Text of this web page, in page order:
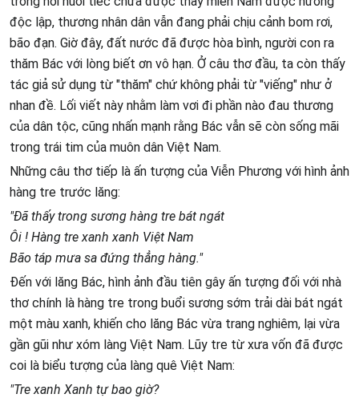
độc lập, thương nhân dân vẫn đang phải chịu cảnh bom rơi,
bão đạn. Giờ đây, đất nước đã được hòa bình, người con ra
thăm Bác với lòng biết ơn vô hạn. Ở câu thơ đầu, ta còn thấy
tác giả sử dụng từ "thăm" chứ không phải từ "viếng" như ở
nhan đề. Lối viết này nhằm làm vơi đi phần nào đau thương
của dân tộc, cũng nhấn mạnh rằng Bác vẫn sẽ còn sống mãi
trong trái tim của muôn dân Việt Nam.
Những câu thơ tiếp là ấn tượng của Viễn Phương với hình ảnh
hàng tre trước lăng:
"Đã thấy trong sương hàng tre bát ngát
Ôi ! Hàng tre xanh xanh Việt Nam
Bão táp mưa sa đứng thẳng hàng."
Đến với lăng Bác, hình ảnh đầu tiên gây ấn tượng đối với nhà
thơ chính là hàng tre trong buổi sương sớm trải dài bát ngát
một màu xanh, khiến cho lăng Bác vừa trang nghiêm, lại vừa
gần gũi như xóm làng Việt Nam. Lũy tre từ xưa vốn đã được
coi là biểu tượng của làng quê Việt Nam:
"Tre xanh Xanh tự bao giờ?